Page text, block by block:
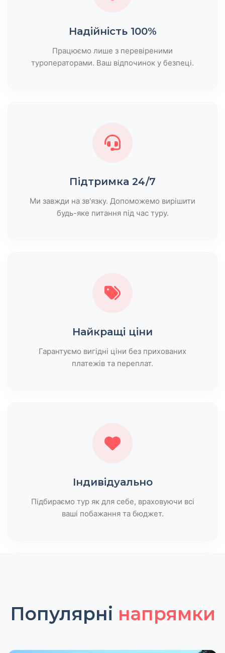
Надійність 100%
Працюємо лише з перевіреними
туроператорами. Ваш відпочинок у безпеці.
Підтримка 24/7
Ми завжди на зв'язку. Допоможемо вирішити
будь-яке питання під час туру.
Найкращі ціни
Гарантуємо вигідні ціни без прихованих
платежів та переплат.
Індивідуально
Підбираємо тур як для себе, враховуючи всі
ваші побажання та бюджет.
Популярні напрямки